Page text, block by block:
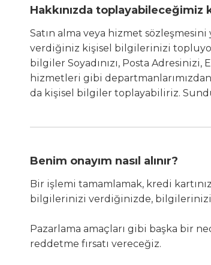
Hakkınızda
Satın alma veya hizmet
verdiğiniz kişisel bilgilerinizi
bilgiler Soyadınızı, Posta
hizmetleri gibi
da kişisel bilgiler toplayabiliriz.
Benim onayım nasıl alınır?
Bir işlemi tamamlamak, kredi
bilgilerinizi verdiğinizde, bilgilerinizi
Pazarlama amaçları gibi başka bir
reddetme fırsatı vereceğiz.